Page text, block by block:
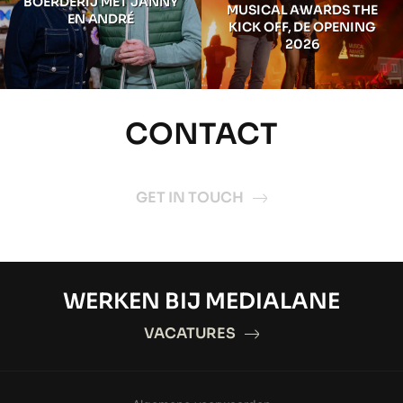
EN ANDRÉ
MUSICAL AWARDS THE
KICK OFF, DE OPENING
2026
CONTACT
GET IN TOUCH
WERKEN BIJ MEDIALANE
VACATURES